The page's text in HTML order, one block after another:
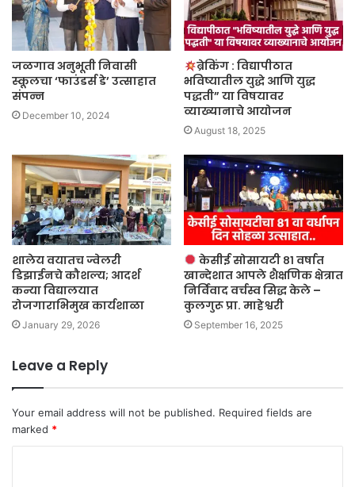
जळगाव अनुभूती निवासी
स्कूलचा ‘फाउंडर्स डे’ उत्साहात
संपन्न
December 10, 2024
ब्रेकिंग : विद्यापीठात
भविष्यातील युद्धे आणि युद्ध
पद्धती” या विषयावर
व्याख्यानाचे आयोजन
August 18, 2025
शालेय वयातच ज्वेलरी
डिझाईनचे कौशल्य; आदर्श
कन्या विद्यालयात
रोजगाराभिमुख कार्यशाळा
January 29, 2026
केसीई सोसायटी ८१ वर्षात
खान्देशात आपले शैक्षणिक क्षेत्रात
निर्विवाद वर्चस्व सिद्ध केले –
कुलगुरू प्रा. माहेश्वरी
September 16, 2025
Leave a Reply
Your email address will not be published. Required fields are
marked *